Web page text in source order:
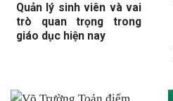
Quản lý sinh viên và vai
trò quan trọng trong
giáo dục hiện nay